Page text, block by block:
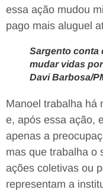
essa ação mudou
pago mais aluguel
Sargento conta
mudar vidas
Davi Barbosa/
Manoel trabalha há
e, após essa ação,
apenas a
mas que trabalha o
ações coletivas ou
representam a